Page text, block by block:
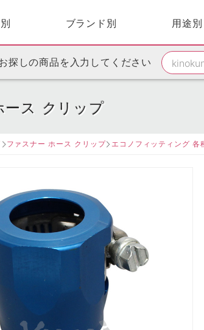
ブランド別 用途別
探しの商品を入力してください
ース クリップ
ファスナー ホース クリップ エコノフィッティング 各